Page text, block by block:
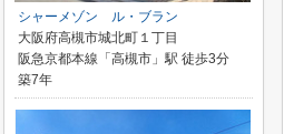
シャーメゾン ル・ブラン
大阪府高槻市城北町１丁目
阪急京都本線「高槻市」駅 徒歩3分
築7年